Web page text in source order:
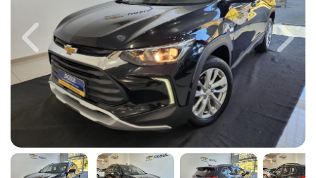
Previous Next